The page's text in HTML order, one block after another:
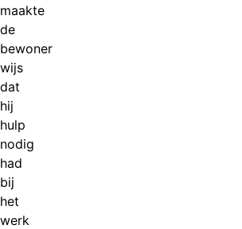
maakte
de
bewoner
wijs
dat
hij
hulp
nodig
had
bij
het
werk